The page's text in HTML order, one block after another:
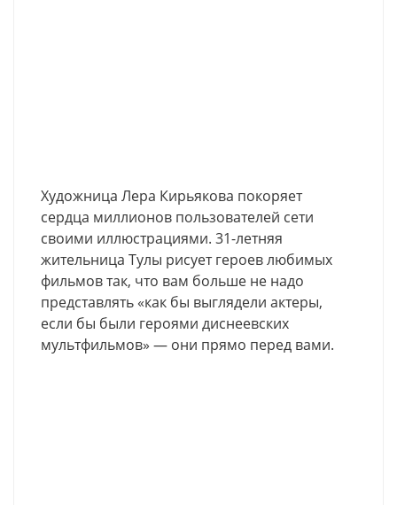
Художница Лера Кирьякова покоряет
сердца миллионов пользователей сети
своими иллюстрациями. 31-летняя
жительница Тулы рисует героев любимых
фильмов так, что вам больше не надо
представлять «как бы выглядели актеры,
если бы были героями диснеевских
мультфильмов» — они прямо перед вами.